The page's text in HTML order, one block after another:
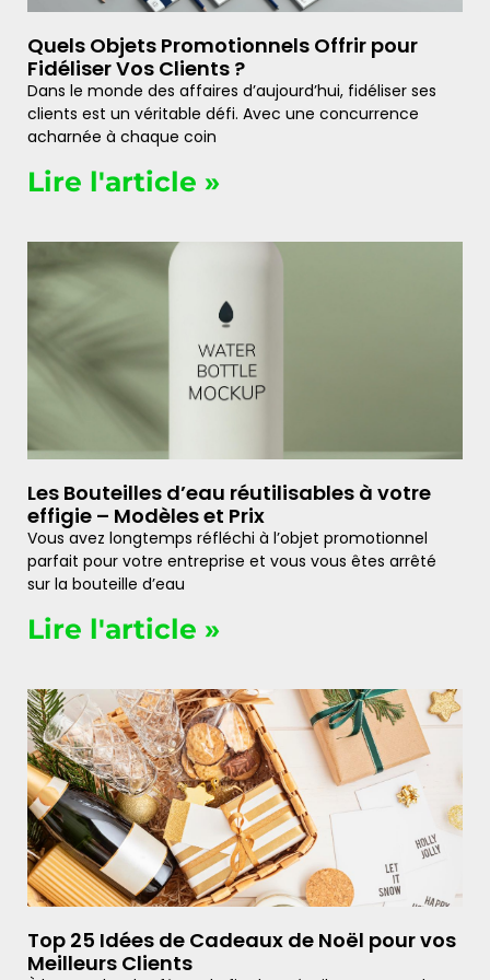
Quels Objets Promotionnels Offrir pour
Fidéliser Vos Clients ?
Dans le monde des affaires d’aujourd’hui, fidéliser ses
clients est un véritable défi. Avec une concurrence
acharnée à chaque coin
Lire l'article »
Les Bouteilles d’eau réutilisables à votre
effigie – Modèles et Prix
Vous avez longtemps réfléchi à l’objet promotionnel
parfait pour votre entreprise et vous vous êtes arrêté
sur la bouteille d’eau
Lire l'article »
Top 25 Idées de Cadeaux de Noël pour vos
Meilleurs Clients